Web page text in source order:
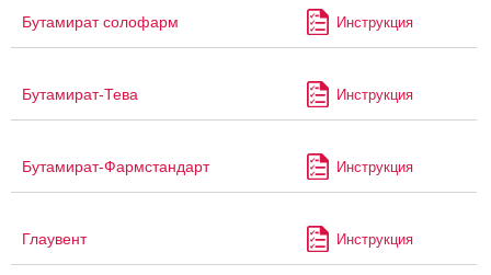
Бутамират солофарм Инструкция
Бутамират-Тева Инструкция
Бутамират-Фармстандарт Инструкция
Глаувент Инструкция